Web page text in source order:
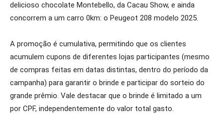
delicioso chocolate Montebello, da Cacau Show, e ainda
concorrem a um carro 0km: o Peugeot 208 modelo 2025.
A promoção é cumulativa, permitindo que os clientes
acumulem cupons de diferentes lojas participantes (mesmo
de compras feitas em datas distintas, dentro do período da
campanha) para garantir o brinde e participar do sorteio do
grande prêmio. Vale destacar que o brinde é limitado a um
por CPF, independentemente do valor total gasto.